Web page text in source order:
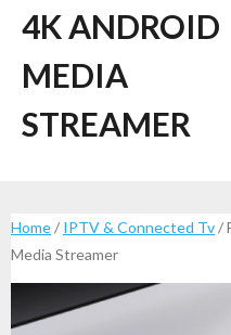
4K ANDROID
MEDIA
STREAMER
Home/ IPTV & Connected Tv/
Media Streamer